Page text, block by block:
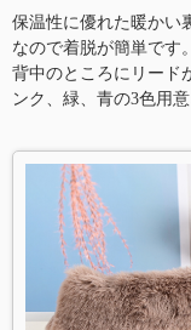
保温性に優れた暖かい
なので着脱が簡単です
背中のところにリード
ンク、緑、青の3色用意